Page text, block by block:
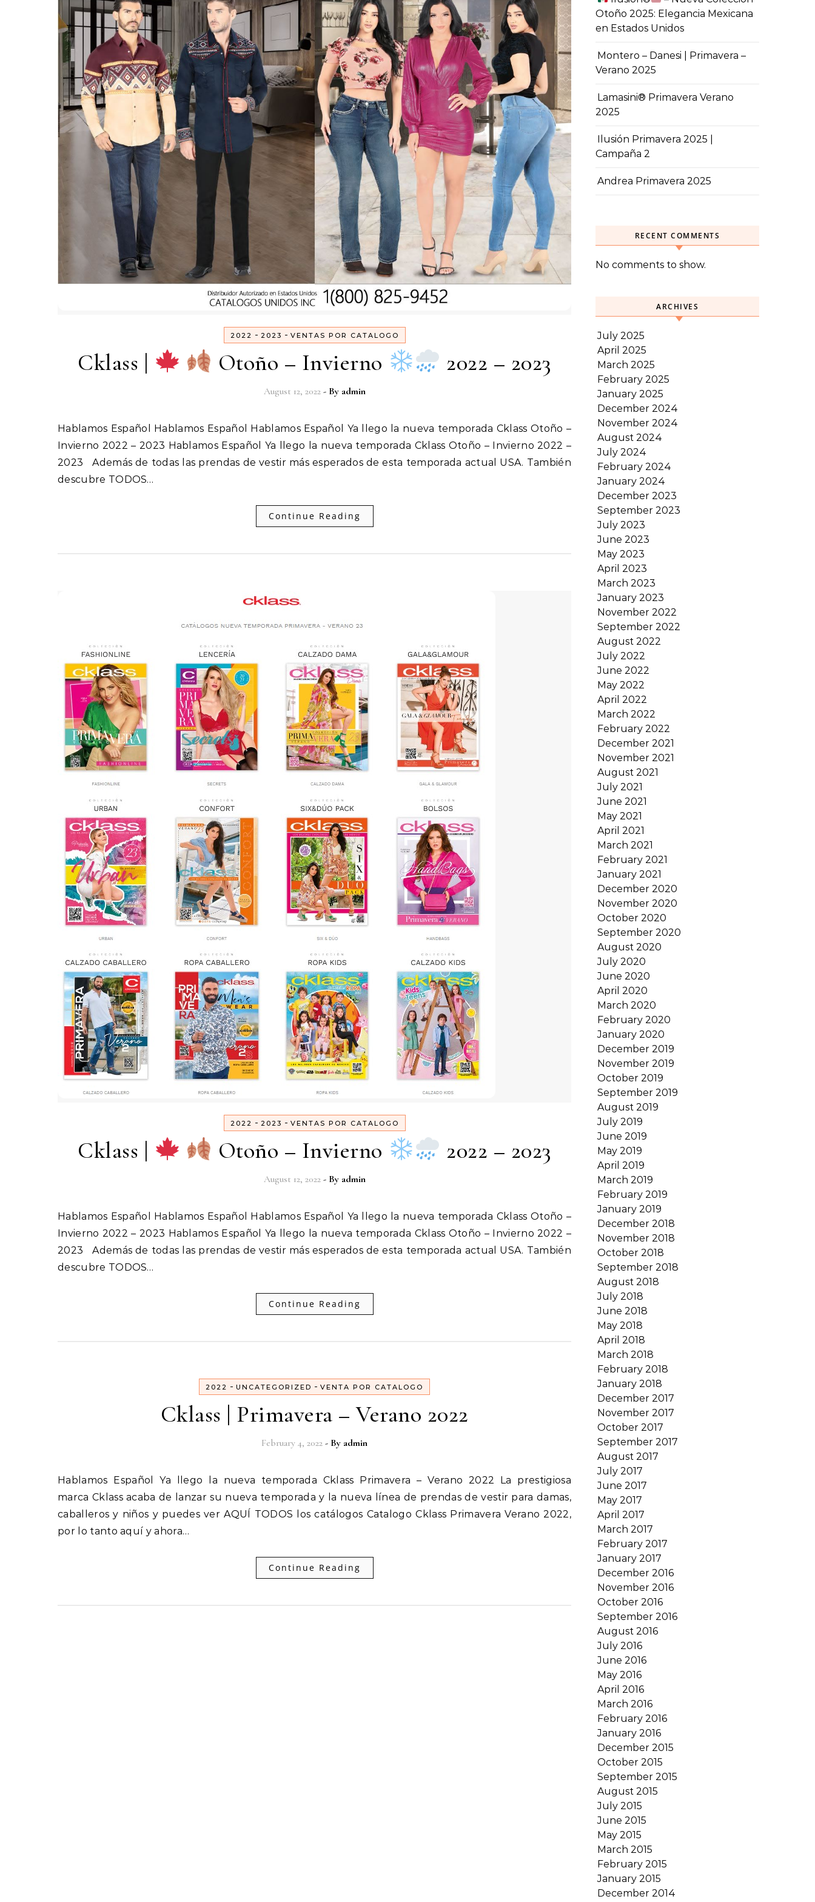
2022 - 2023 - VENTAS POR CATALOGO
Cklass | Otoño – Invierno 2022 – 2023
August 12, 2022 - By admin
Hablamos Español Hablamos Español Hablamos Español Ya llego la nueva temporada Cklass Otoño –
Invierno 2022 – 2023 Hablamos Español Ya llego la nueva temporada Cklass Otoño – Invierno 2022 –
2023 Además de todas las prendas de vestir más esperados de esta temporada actual USA. También
descubre TODOS…
Continue Reading
2022 - 2023 - VENTAS POR CATALOGO
Cklass | Otoño – Invierno 2022 – 2023
August 12, 2022 - By admin
Hablamos Español Hablamos Español Hablamos Español Ya llego la nueva temporada Cklass Otoño –
Invierno 2022 – 2023 Hablamos Español Ya llego la nueva temporada Cklass Otoño – Invierno 2022 –
2023 Además de todas las prendas de vestir más esperados de esta temporada actual USA. También
descubre TODOS…
Continue Reading
2022 - UNCATEGORIZED - VENTA POR CATALOGO
Cklass | Primavera – Verano 2022
February 4, 2022 - By admin
Hablamos Español Ya llego la nueva temporada Cklass Primavera – Verano 2022 La prestigiosa
marca Cklass acaba de lanzar su nueva temporada y la nueva línea de prendas de vestir para damas,
caballeros y niños y puedes ver AQUÍ TODOS los catálogos Catalogo Cklass Primavera Verano 2022,
por lo tanto aquí y ahora…
Continue Reading
Otoño 2025: Elegancia Mexicana
en Estados Unidos
Montero – Danesi | Primavera –
Verano 2025
Lamasini® Primavera Verano
2025
Ilusión Primavera 2025 |
Campaña 2
Andrea Primavera 2025
RECENT COMMENTS
No comments to show.
ARCHIVES
July 2025
April 2025
March 2025
February 2025
January 2025
December 2024
November 2024
August 2024
July 2024
February 2024
January 2024
December 2023
September 2023
July 2023
June 2023
May 2023
April 2023
March 2023
January 2023
November 2022
September 2022
August 2022
July 2022
June 2022
May 2022
April 2022
March 2022
February 2022
December 2021
November 2021
August 2021
July 2021
June 2021
May 2021
April 2021
March 2021
February 2021
January 2021
December 2020
November 2020
October 2020
September 2020
August 2020
July 2020
June 2020
April 2020
March 2020
February 2020
January 2020
December 2019
November 2019
October 2019
September 2019
August 2019
July 2019
June 2019
May 2019
April 2019
March 2019
February 2019
January 2019
December 2018
November 2018
October 2018
September 2018
August 2018
July 2018
June 2018
May 2018
April 2018
March 2018
February 2018
January 2018
December 2017
November 2017
October 2017
September 2017
August 2017
July 2017
June 2017
May 2017
April 2017
March 2017
February 2017
January 2017
December 2016
November 2016
October 2016
September 2016
August 2016
July 2016
June 2016
May 2016
April 2016
March 2016
February 2016
January 2016
December 2015
October 2015
September 2015
August 2015
July 2015
June 2015
May 2015
March 2015
February 2015
January 2015
December 2014